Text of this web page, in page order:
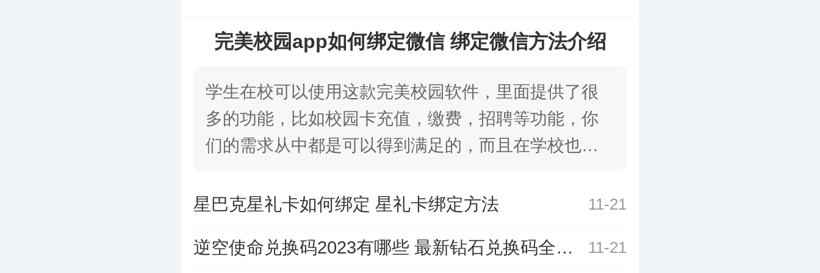
完美校园app如何绑定微信 绑定微信方法介绍
学生在校可以使用这款完美校园软件，里面提供了很
多的功能，比如校园卡充值，缴费，招聘等功能，你
们的需求从中都是可以得到满足的，而且在学校也可
星巴克星礼卡如何绑定 星礼卡绑定方法 11-21
逆空使命兑换码2023有哪些 最新钻石兑换码全分享 11-21